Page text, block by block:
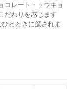
レート・トウキョ
だわりを感じます
とときに癒されま